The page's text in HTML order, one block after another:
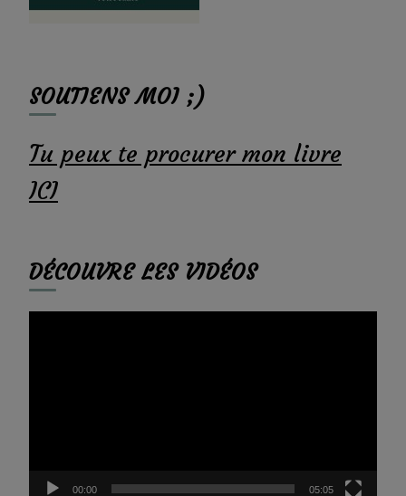
SOUTIENS MOI ;)
Tu peux te procurer mon livre
ICI
DÉCOUVRE LES VIDÉOS
00:00 05:05